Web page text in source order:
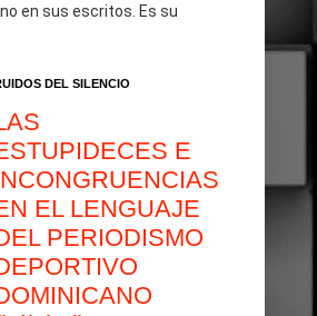
en sus escritos. Es su
DEL SILENCIO
E
EL LENGUAJE
PERIODISMO